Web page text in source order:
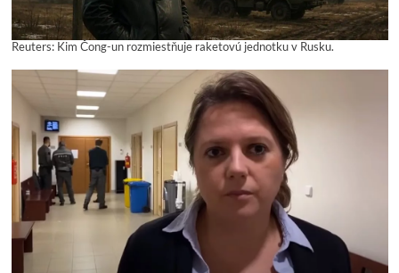
Reuters: Kim Čong-un rozmiestňuje raketovú jednotku v Rusku.